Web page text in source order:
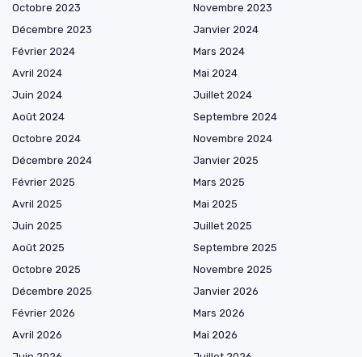
Octobre 2023
Novembre 2023
Décembre 2023
Janvier 2024
Février 2024
Mars 2024
Avril 2024
Mai 2024
Juin 2024
Juillet 2024
Août 2024
Septembre 2024
Octobre 2024
Novembre 2024
Décembre 2024
Janvier 2025
Février 2025
Mars 2025
Avril 2025
Mai 2025
Juin 2025
Juillet 2025
Août 2025
Septembre 2025
Octobre 2025
Novembre 2025
Décembre 2025
Janvier 2026
Février 2026
Mars 2026
Avril 2026
Mai 2026